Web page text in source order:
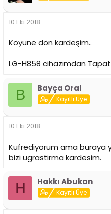
10 Eki 2018
Köyüne dön kardeşim..
LG-H858 cihazımdan
B Bayça Oral
Kayıtlı Üye
10 Eki 2018
Kufrediyorum ama buraya
bizi ugrastirma kardesim.
H Hakkı Abukan
Kayıtlı Üye